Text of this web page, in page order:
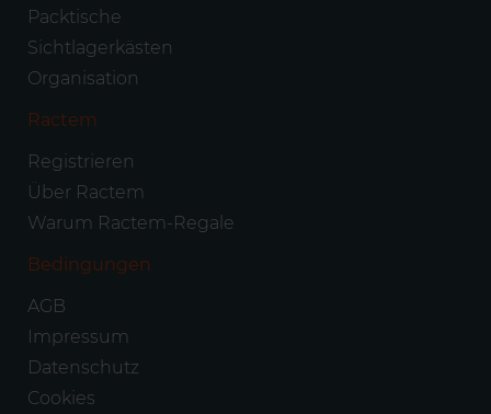
Packtische
Sichtlagerkästen
Organisation
Ractem
Registrieren
Über Ractem
Warum Ractem-Regale
Bedingungen
AGB
Impressum
Datenschutz
Cookies